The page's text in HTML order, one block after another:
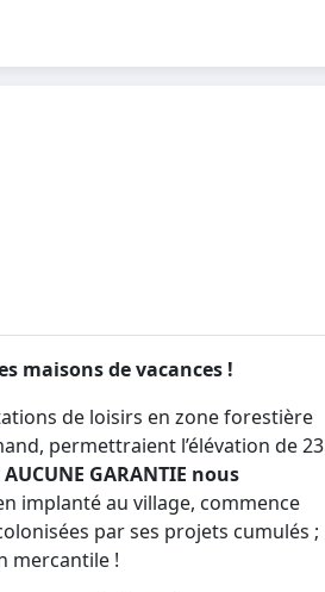
maisons de vacances !
de loisirs en zone forestière
permettraient l’élévation de 23
GARANTIE nous
implanté au village, commence
par ses projets cumulés ;
mercantile !